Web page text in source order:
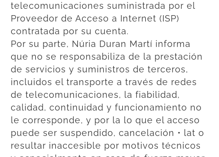
telecomunicaciones suministrada por el
Proveedor de Acceso a Internet (ISP)
contratada por su cuenta.
Por su parte, Núria Duran Martí informa
que no se responsabiliza de la prestación
de servicios y suministros de terceros,
incluidos el transporte a través de redes
de telecomunicaciones, la fiabilidad,
calidad, continuidad y funcionamiento no
le corresponde, y por la lo que el acceso
puede ser suspendido, cancelación • lat o
resultar inaccesible por motivos técnicos